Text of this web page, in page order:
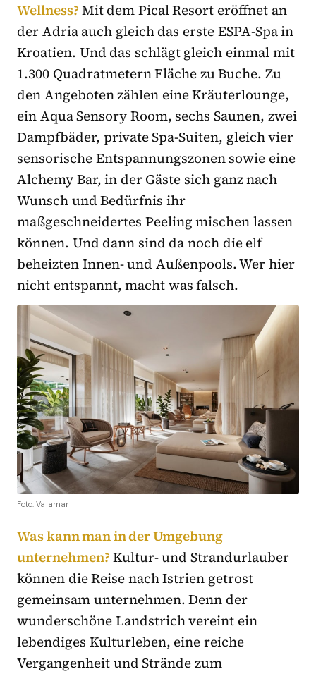
Wellness?Mit dem Pical Resort eröffnet an
der Adria auch gleich das erste ESPA-Spa in
Kroatien. Und das schlägt gleich einmal mit
1.300 Quadratmetern Fläche zu Buche. Zu
den Angeboten zählen eine Kräuterlounge,
ein Aqua Sensory Room, sechs Saunen, zwei
Dampfbäder, private Spa-Suiten, gleich vier
sensorische Entspannungszonen sowie eine
Alchemy Bar, in der Gäste sich ganz nach
Wunsch und Bedürfnis ihr
maßgeschneidertes Peeling mischen lassen
können. Und dann sind da noch die elf
beheizten Innen- und Außenpools. Wer hier
nicht entspannt, macht was falsch.
Foto: Valamar
Was kann man in der Umgebung
unternehmen?Kultur- und Strandurlauber
können die Reise nach Istrien getrost
gemeinsam unternehmen. Denn der
wunderschöne Landstrich vereint ein
lebendiges Kulturleben, eine reiche
Vergangenheit und Strände zum